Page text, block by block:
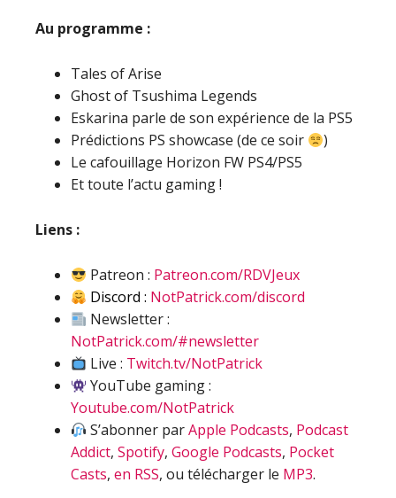
Au programme :
Tales of Arise
Ghost of Tsushima Legends
Eskarina parle de son expérience de la PS5
Prédictions PS showcase (de ce soir
)
Le cafouillage Horizon FW PS4/PS5
Et toute l’actu gaming !
Liens :
Patreon : Patreon.com/RDVJeux
Discord : NotPatrick.com/discord
Newsletter :
NotPatrick.com/#newsletter
Live : Twitch.tv/NotPatrick
YouTube gaming :
Youtube.com/NotPatrick
S’abonner parApple Podcasts, Podcast
Addict, Spotify, Google Podcasts, Pocket
Casts, en RSS, ou télécharger le MP3.